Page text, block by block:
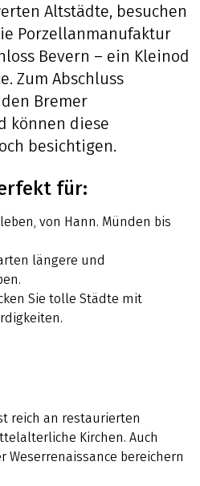
Altstädte, besuchen
Porzellanmanufaktur
Bevern – ein Kleinod
Zum Abschluss
Bremer
können diese
besichtigen.
für:
von Hann. Münden bis
längere und
Sie tolle Städte mit
reich an restaurierten
Kirchen. Auch
bereichern